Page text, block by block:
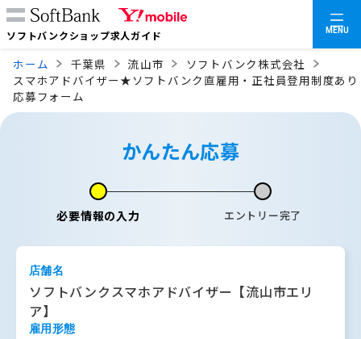
ソフトバンクショップ求人ガイド MENU
ホーム 千葉県 流山市
ソフトバンク株式会社
スマホアドバイザー★ソフトバンク直雇用・正社員登用制度あり
応募フォーム
かんたん応募
必要情報の入力 エントリー完了
店舗名
ソフトバンクスマホアドバイザー【流山市エリ
ア】
雇用形態